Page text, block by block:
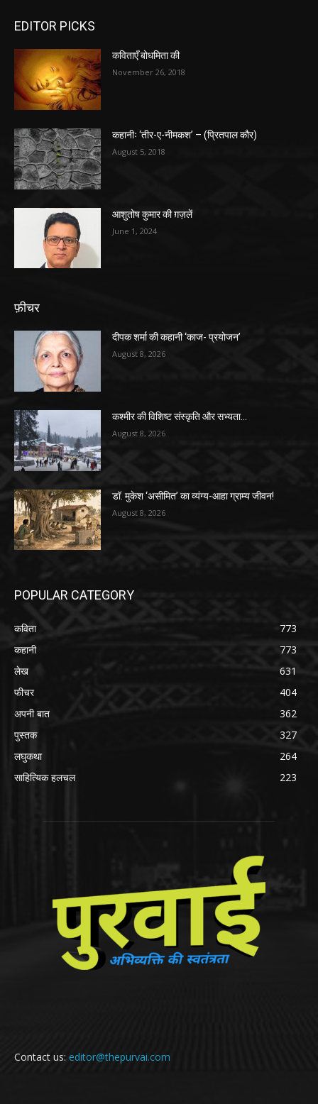
EDITOR PICKS
कविताएँ बोधमिता की
November 26, 2018
कहानीः ‘तीर-ए-नीमकश’ – (प्रितपाल कौर)
August 5, 2018
आशुतोष कुमार की ग़ज़लें
June 1, 2024
फ़ीचर
दीपक शर्मा की कहानी ‘काज- प्रयोजन’
August 8, 2026
कश्मीर की विशिष्ट संस्कृति और सभ्यता…
August 8, 2026
डॉ. मुकेश ‘असीमित’ का व्यंग्य-आहा ग्राम्य जीवन!
August 8, 2026
POPULAR CATEGORY
कविता
773
कहानी
773
लेख
631
फीचर
404
अपनी बात
362
पुस्तक
327
लघुकथा
264
साहित्यिक हलचल
223
Contact us: editor@thepurvai.com